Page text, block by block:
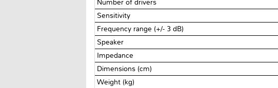
Number of drivers
Sensitivity
Frequency range (+/- 3 dB)
Speaker
Impedance
Dimensions (cm)
Weight (kg)